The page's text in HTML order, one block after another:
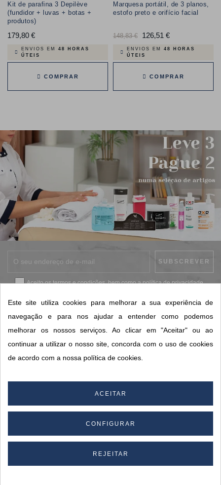
Kit de parafina 3 Depilève
(fundidor + luvas + botas +
produtos)
179,80 €Preço
ENVIOS EM 48 HORAS
ÚTEIS
COMPRAR
Marquesa portátil, de 3 planos,
estofo preto e orifício facial
Preço
normal
148,83 € 126,51 €Preço
ENVIOS EM 48 HORAS
ÚTEIS
COMPRAR
Aceito ostermos e condições, bem como apolítica de privacidade.
CONTACTOS SORISA
Este site utiliza cookies para melhorar a sua experiência de
navegação e para nos ajudar a entender como podemos
melhorar os nossos serviços. Ao clicar em "Aceitar" ou ao
continuar a utilizar o nosso site, concorda com o uso de cookies
de acordo com a nossa política de cookies.
ACEITAR
CONFIGURAR
REJEITAR